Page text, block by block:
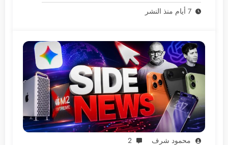
7 أيام منذ النشر
محمود شرف 2